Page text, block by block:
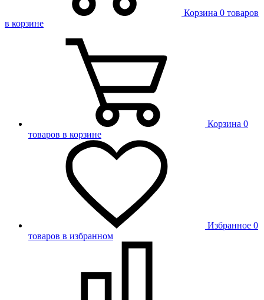
Корзина 0 товаров
в корзине
Корзина 0
товаров в корзине
Избранное 0
товаров в избранном